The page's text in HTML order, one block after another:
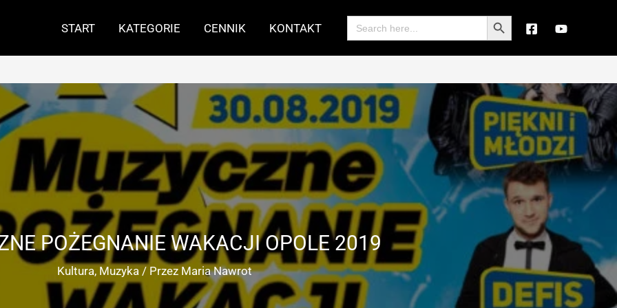
START KATEGORIE CENNIK KONTAKT
Search
for:
Search Button
POŻEGNANIE WAKACJI OPOLE 2019
Kultura, Muzyka/ Przez Maria Nawrot